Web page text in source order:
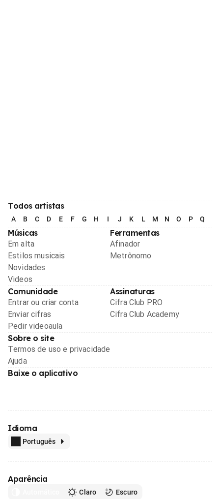
Todos artistas
A B C D E F G H I J K L M N O P Q
Músicas
Em alta
Estilos musicais
Novidades
Videos
Ferramentas
Afinador
Metrônomo
Comunidade
Entrar ou criar conta
Enviar cifras
Pedir videoaula
Assinaturas
Cifra Club PRO
Cifra Club Academy
Sobre o site
Termos de uso e privacidade
Ajuda
Baixe o aplicativo
Idioma
Português
Aparência
Claro Escuro